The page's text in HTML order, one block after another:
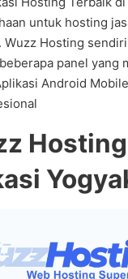
untuk hosting
Wuzz Hosting
panel yang
Android